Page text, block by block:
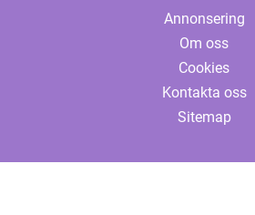
Annonsering
Om oss
Cookies
Kontakta oss
Sitemap